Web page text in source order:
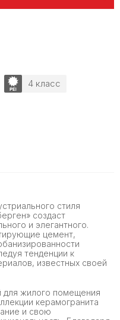
стиля
создаст
и элегантного.
цемент,
тенденции к
известных своей
жилого помещения
керамогранита
и свою
4 класс